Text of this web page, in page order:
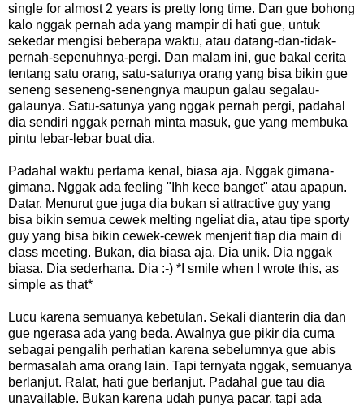
single for almost 2 years is pretty long time. Dan gue bohong
kalo nggak pernah ada yang mampir di hati gue, untuk
sekedar mengisi beberapa waktu, atau datang-dan-tidak-
pernah-sepenuhnya-pergi. Dan malam ini, gue bakal cerita
tentang satu orang, satu-satunya orang yang bisa bikin gue
seneng seseneng-senengnya maupun galau segalau-
galaunya. Satu-satunya yang nggak pernah pergi, padahal
dia sendiri nggak pernah minta masuk, gue yang membuka
pintu lebar-lebar buat dia.
Padahal waktu pertama kenal, biasa aja. Nggak gimana-
gimana. Nggak ada feeling "Ihh kece banget" atau apapun.
Datar. Menurut gue juga dia bukan si attractive guy yang
bisa bikin semua cewek melting ngeliat dia, atau tipe sporty
guy yang bisa bikin cewek-cewek menjerit tiap dia main di
class meeting. Bukan, dia biasa aja. Dia unik. Dia nggak
biasa. Dia sederhana. Dia :-) *I smile when I wrote this, as
simple as that*
Lucu karena semuanya kebetulan. Sekali dianterin dia dan
gue ngerasa ada yang beda. Awalnya gue pikir dia cuma
sebagai pengalih perhatian karena sebelumnya gue abis
bermasalah ama orang lain. Tapi ternyata nggak, semuanya
berlanjut. Ralat, hati gue berlanjut. Padahal gue tau dia
unavailable. Bukan karena udah punya pacar, tapi ada